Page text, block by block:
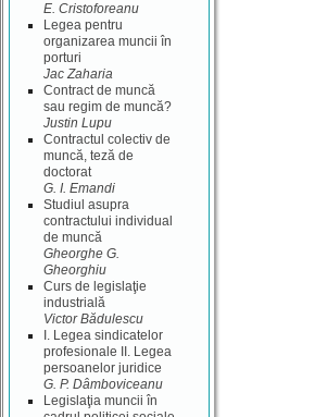
E. Cristoforeanu
Legea pentru
organizarea muncii în
porturi
Jac Zaharia
Contract de muncă
sau regim de muncă?
Justin Lupu
Contractul colectiv de
muncă, teză de
doctorat
G. I. Emandi
Studiul asupra
contractului individual
de muncă
Gheorghe G.
Gheorghiu
Curs de legislaţie
industrială
Victor Bădulescu
I. Legea sindicatelor
profesionale II. Legea
persoanelor juridice
G. P. Dâmboviceanu
Legislaţia muncii în